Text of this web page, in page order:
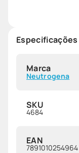
Especificações
Marca
Neutrogena
SKU
4684
EAN
7891010254964